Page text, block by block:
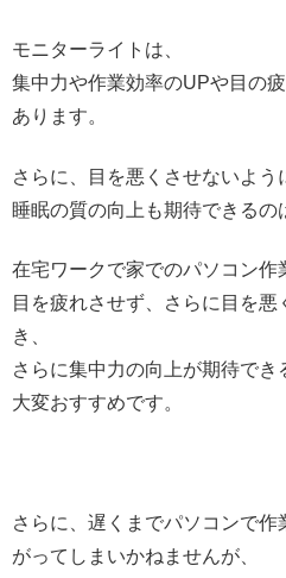
モニターライトは、
集中力や作業効率のUPや目の
あります。
さらに、目を悪くさせないよう
睡眠の質の向上も期待できるの
在宅ワークで家でのパソコン作
目を疲れさせず、さらに目を
き、
さらに集中力の向上が期待で
大変おすすめです。
さらに、遅くまでパソコンで
がってしまいかねませんが、